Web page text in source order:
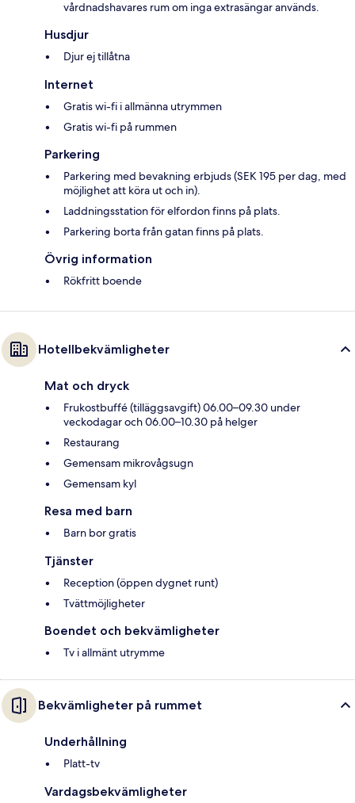
vårdnadshavares rum om inga extrasängar används.
Husdjur
Djur ej tillåtna
Internet
Gratis wi-fi i allmänna utrymmen
Gratis wi-fi på rummen
Parkering
Parkering med bevakning erbjuds (SEK 195 per dag, med
möjlighet att köra ut och in).
Laddningsstation för elfordon finns på plats.
Parkering borta från gatan finns på plats.
Övrig information
Rökfritt boende
Hotellbekvämligheter
Mat och dryck
Frukostbuffé (tilläggsavgift) 06.00–09.30 under
veckodagar och 06.00–10.30 på helger
Restaurang
Gemensam mikrovågsugn
Gemensam kyl
Resa med barn
Barn bor gratis
Tjänster
Reception (öppen dygnet runt)
Tvättmöjligheter
Boendet och bekvämligheter
Tv i allmänt utrymme
Bekvämligheter på rummet
Underhållning
Platt-tv
Vardagsbekvämligheter